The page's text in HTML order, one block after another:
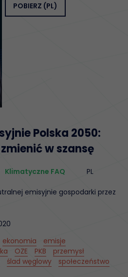
POBIERZ (PL)
Polska 2050:
w szansę
Klimatyczne FAQ PL
emisyjnie gospodarki przez
ekonomia
emisje
OZE PKB
przemysł
ślad węglowy
społeczeństwo